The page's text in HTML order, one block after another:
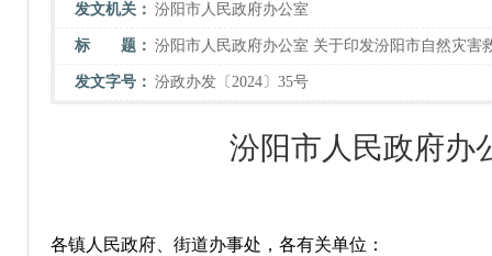
发文机关： 汾阳市人民政府办公室
标 题： 汾阳市人民政府办公室 关于印发汾阳市自然灾害
发文字号： 汾政办发〔2024〕35号
汾阳市人民政府办
各镇人民政府、街道办事处，各有关单位：